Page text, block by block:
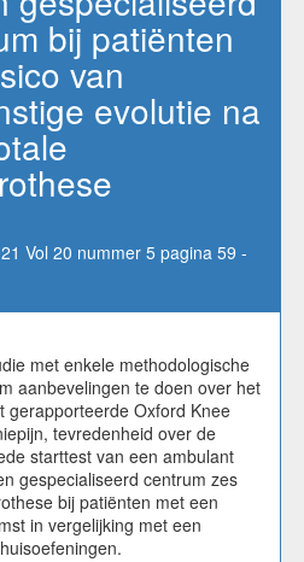
bij patiënten
van
evolutie na
Vol 20 nummer 5 pagina 59 -
met enkele methodologische
aanbevelingen te doen over het
gerapporteerde Oxford Knee
tevredenheid over de
starttest van een ambulant
gespecialiseerd centrum zes
bij patiënten met een
in vergelijking met een